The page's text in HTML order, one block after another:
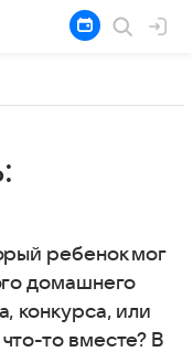
ребенок мог
домашнего
конкурса, или
то вместе? В